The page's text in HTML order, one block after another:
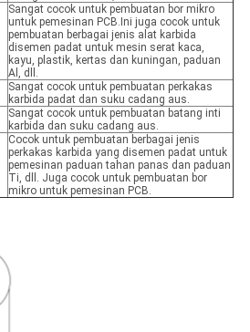
Sangat cocok untuk pembuatan bor mikro
untuk pemesinan PCB.Ini juga cocok untuk
pembuatan berbagai jenis alat karbida
disemen padat untuk mesin serat kaca,
kayu, plastik, kertas dan kuningan, paduan
Al, dll.
Sangat cocok untuk pembuatan perkakas
karbida padat dan suku cadang aus.
Sangat cocok untuk pembuatan batang inti
karbida dan suku cadang aus.
Cocok untuk pembuatan berbagai jenis
perkakas karbida yang disemen padat untuk
pemesinan paduan tahan panas dan paduan
Ti, dll. Juga cocok untuk pembuatan bor
mikro untuk pemesinan PCB.